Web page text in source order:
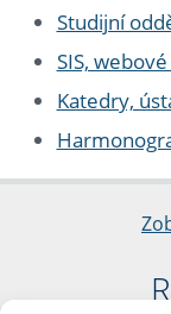
Studijní
SIS,
Katedry,